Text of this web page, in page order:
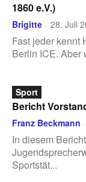
1860 e.V.)
Brigitte - 28. Juli
Fast jeder kennt
Berlin ICE. Aber
Sport
Bericht
Franz Beckmann -
In diesem
Sportstät...